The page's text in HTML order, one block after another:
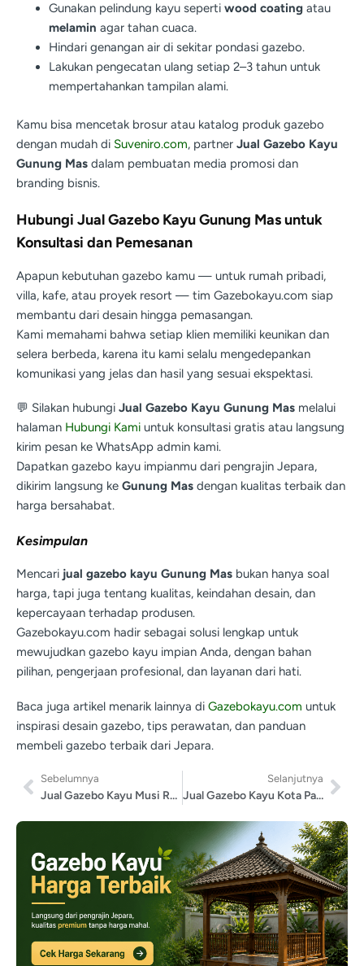
Gunakan pelindung kayu seperti wood coating atau
melamin agar tahan cuaca.
Hindari genangan air di sekitar pondasi gazebo.
Lakukan pengecatan ulang setiap 2–3 tahun untuk
mempertahankan tampilan alami.
Kamu bisa mencetak brosur atau katalog produk gazebo
dengan mudah di Suveniro.com, partner Jual Gazebo Kayu
Gunung Mas dalam pembuatan media promosi dan
branding bisnis.
Hubungi Jual Gazebo Kayu Gunung Mas untuk
Konsultasi dan Pemesanan
Apapun kebutuhan gazebo kamu — untuk rumah pribadi,
villa, kafe, atau proyek resort — tim Gazebokayu.com siap
membantu dari desain hingga pemasangan.
Kami memahami bahwa setiap klien memiliki keunikan dan
selera berbeda, karena itu kami selalu mengedepankan
komunikasi yang jelas dan hasil yang sesuai ekspektasi.
💬 Silakan hubungi Jual Gazebo Kayu Gunung Mas melalui
halaman Hubungi Kami untuk konsultasi gratis atau langsung
kirim pesan ke WhatsApp admin kami.
Dapatkan gazebo kayu impianmu dari pengrajin Jepara,
dikirim langsung ke Gunung Mas dengan kualitas terbaik dan
harga bersahabat.
Kesimpulan
Mencari jual gazebo kayu Gunung Mas bukan hanya soal
harga, tapi juga tentang kualitas, keindahan desain, dan
kepercayaan terhadap produsen.
Gazebokayu.com hadir sebagai solusi lengkap untuk
mewujudkan gazebo kayu impian Anda, dengan bahan
pilihan, pengerjaan profesional, dan layanan dari hati.
Baca juga artikel menarik lainnya di Gazebokayu.com untuk
inspirasi desain gazebo, tips perawatan, dan panduan
membeli gazebo terbaik dari Jepara.
Sebelumnya
Jual Gazebo Kayu Musi Rawas Utara
Selanjutnya
Jual Gazebo Kayu Kota Palu